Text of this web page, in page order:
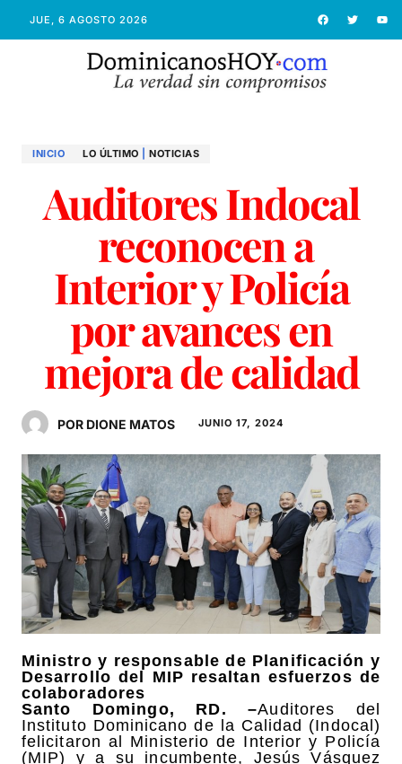
JUE, 6 AGOSTO 2026
INICIO LO ÚLTIMO NOTICIAS
Auditores Indocal
reconocen a
Interior y Policía
por avances en
mejora de calidad
POR DIONE MATOS JUNIO 17, 2024
Ministro y responsable de Planificación y
Desarrollo del MIP resaltan esfuerzos de
colaboradores
Santo Domingo, RD. –Auditores del
Instituto Dominicano de la Calidad (Indocal)
felicitaron al Ministerio de Interior y Policía
(MIP) y a su incumbente, Jesús Vásquez